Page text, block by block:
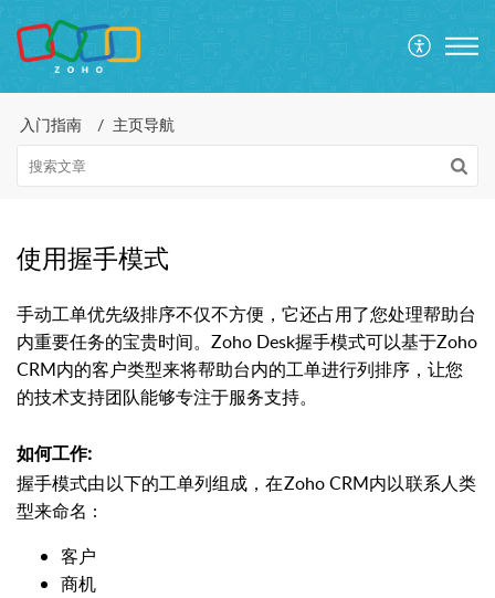
入门指南 主页导航
使用握手模式
手动工单优先级排序不仅不方便，它还占用了您处理帮助台
内重要任务的宝贵时间。Zoho Desk握手模式可以基于Zoho
CRM内的客户类型来将帮助台内的工单进行列排序，让您
的技术支持团队能够专注于服务支持。
如何工作:
握手模式由以下的工单列组成，在Zoho CRM内以联系人类
型来命名 :
客户
商机